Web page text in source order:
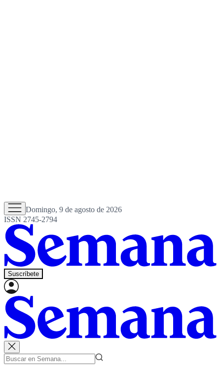
Domingo, 9 de agosto de 2026
ISSN 2745-2794
Suscríbete